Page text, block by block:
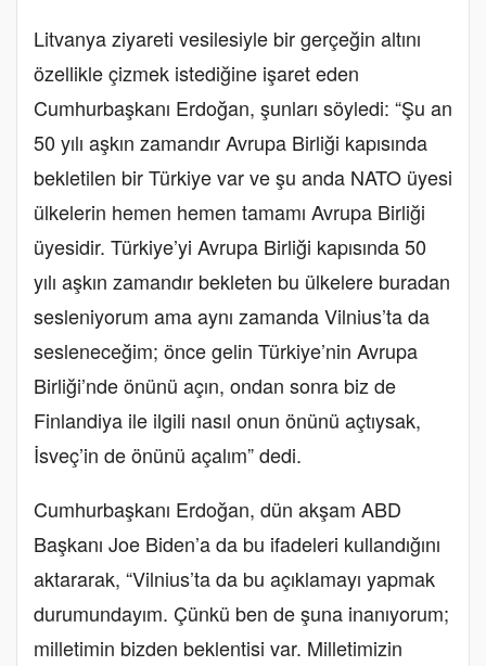
Litvanya ziyareti vesilesiyle bir gerçeğin altını
özellikle çizmek istediğine işaret eden
Cumhurbaşkanı Erdoğan, şunları söyledi: “Şu an
50 yılı aşkın zamandır Avrupa Birliği kapısında
bekletilen bir Türkiye var ve şu anda NATO üyesi
ülkelerin hemen hemen tamamı Avrupa Birliği
üyesidir. Türkiye’yi Avrupa Birliği kapısında 50
yılı aşkın zamandır bekleten bu ülkelere buradan
sesleniyorum ama aynı zamanda Vilnius’ta da
sesleneceğim; önce gelin Türkiye’nin Avrupa
Birliği’nde önünü açın, ondan sonra biz de
Finlandiya ile ilgili nasıl onun önünü açtıysak,
İsveç’in de önünü açalım” dedi.
Cumhurbaşkanı Erdoğan, dün akşam ABD
Başkanı Joe Biden’a da bu ifadeleri kullandığını
aktararak, “Vilnius’ta da bu açıklamayı yapmak
durumundayım. Çünkü ben de şuna inanıyorum;
milletimin bizden beklentisi var. Milletimizin